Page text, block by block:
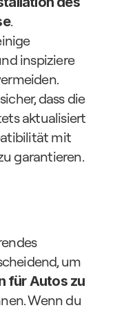
.
inspiziere
dass die
aktualisiert
mit
garantieren.
um
für Autos zu
Wenn du